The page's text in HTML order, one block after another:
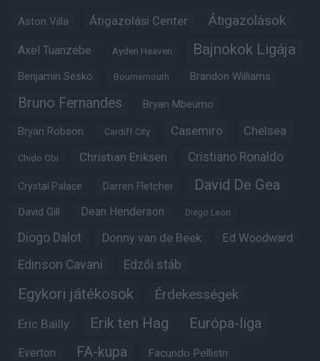
Aston Villa Átigazolási Center Átigazolások
Axel Tuanzebe Ayden Heaven Bajnokok Ligája
Benjamin Sesko Bournemouth Brandon Williams
Bruno Fernandes Bryan Mbeumo
Bryan Robson Cardiff City Casemiro Chelsea
Chido Obi Christian Eriksen Cristiano Ronaldo
Crystal Palace Darren Fletcher David De Gea
David Gill Dean Henderson Diego Leon
Diogo Dalot Donny van de Beek Ed Woodward
Edinson Cavani Edzői stáb
Egykori játékosok Érdekességek
Eric Bailly Erik ten Hag Európa-liga
Everton FA-kupa Facundo Pellistri